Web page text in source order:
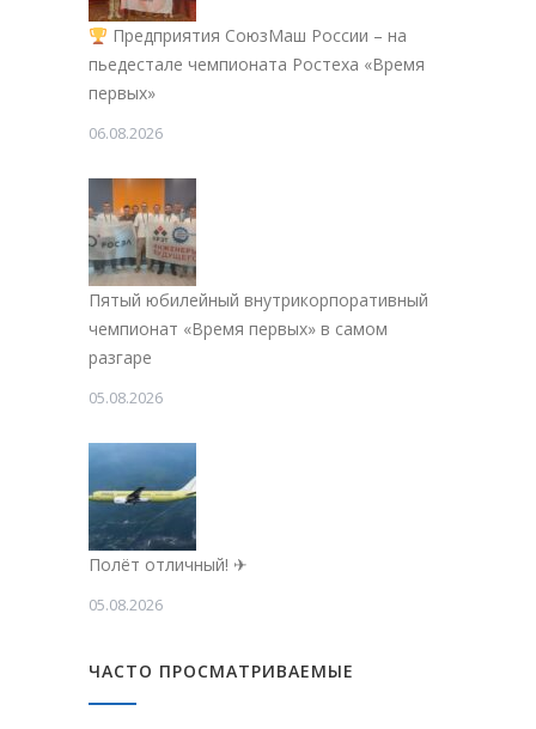
Предприятия СоюзМаш России – на
пьедестале чемпионата Ростеха «Время
первых»
06.08.2026
Пятый юбилейный внутрикорпоративный
чемпионат «Время первых» в самом
разгаре
05.08.2026
Полёт отличный! ✈
05.08.2026
ЧАСТО ПРОСМАТРИВАЕМЫЕ